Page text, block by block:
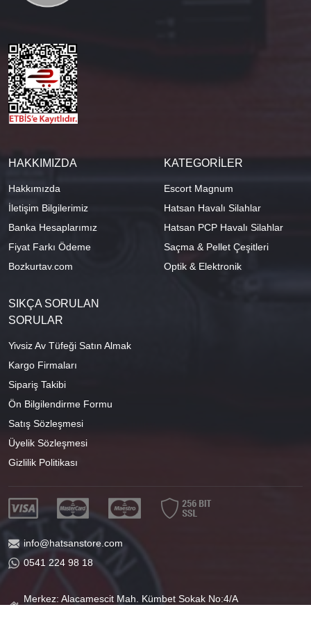
HAKKIMIZDA
Hakkımızda
İletişim Bilgilerimiz
Banka Hesaplarımız
Fiyat Farkı Ödeme
Bozkurtav.com
KATEGORİLER
Escort Magnum
Hatsan Havalı Silahlar
Hatsan PCP Havalı Silahlar
Saçma & Pellet Çeşitleri
Optik & Elektronik
SIKÇA SORULAN
SORULAR
Yivsiz Av Tüfeği Satın Almak
Kargo Firmaları
Sipariş Takibi
Ön Bilgilendirme Formu
Satış Sözleşmesi
Üyelik Sözleşmesi
Gizlilik Politikası
info@hatsanstore.com
0541 224 98 18
Merkez: Alacamescit Mah. Kümbet Sokak No:4/A